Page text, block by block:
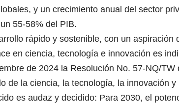
y un crecimiento anual del sector
55-58% del PIB.
rápido y sostenible, con un aspiración
en ciencia, tecnología e innovación es
de 2024 la Resolución No. 57-NQ/TW
de la ciencia, la tecnología, la innovación
es audaz y decidido: Para 2030, el